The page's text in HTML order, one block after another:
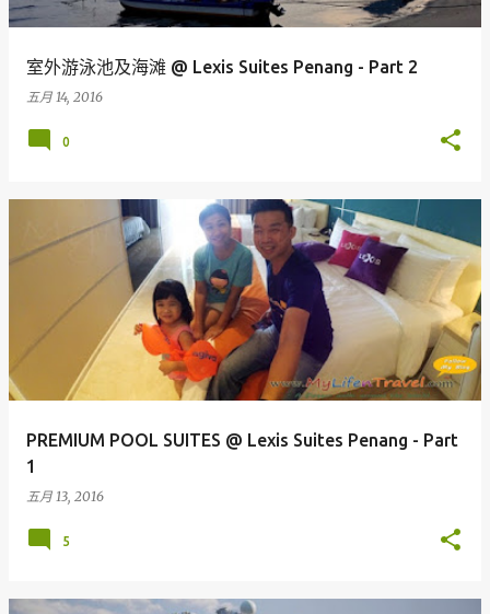
室外游泳池及海滩 @ Lexis Suites Penang - Part 2
五月 14, 2016
0
PREMIUM POOL SUITES @ Lexis Suites Penang - Part
1
五月 13, 2016
5